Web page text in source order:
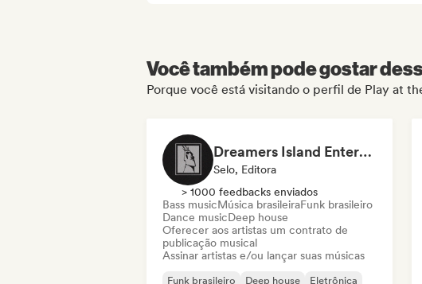
Você também pode gostar
Porque você está visitando o perfil de Play at
Dreamers Island Entertainment
Selo, Editora
> 1000 feedbacks enviados
Bass musicMúsica brasileiraFunk brasileiro
Dance musicDeep house
Oferecer aos artistas um contrato de
publicação musical
Assinar artistas e/ou lançar suas músicas
Funk brasileiro Deep house
Eletrônica